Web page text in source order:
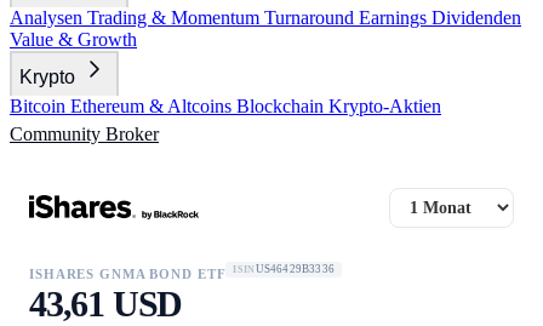
Analysen Trading & Momentum Turnaround Earnings Dividenden
Value & Growth
Krypto
Bitcoin Ethereum & Altcoins Blockchain Krypto-Aktien
Community Broker
ISHARES GNMA BOND ETF ISIN US46429B3336
43,61 USD